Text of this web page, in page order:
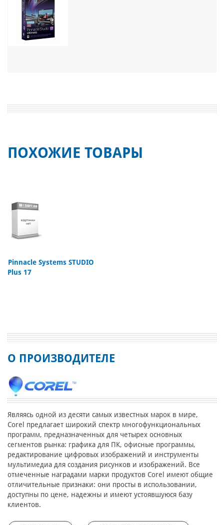
ПОХОЖИЕ ТОВАРЫ
Pinnacle Systems STUDIO
Plus 17
О ПРОИЗВОДИТЕЛЕ
Являясь одной из десяти самых известных марок в мире,
Corel предлагает широкий спектр многофункциональных
программ, предназначенных для четырех основных
сегментов рынка: графика для ПК, офисные программы,
редактирование цифровых изображений и инструменты
мультимедиа для создания рисунков и изображений. Все
отмеченные наградами марки продуктов Corel имеют общие
отличительные признаки: они просты в использовании,
доступны по цене, надежны и имеют устоявшуюся базу
клиентов.